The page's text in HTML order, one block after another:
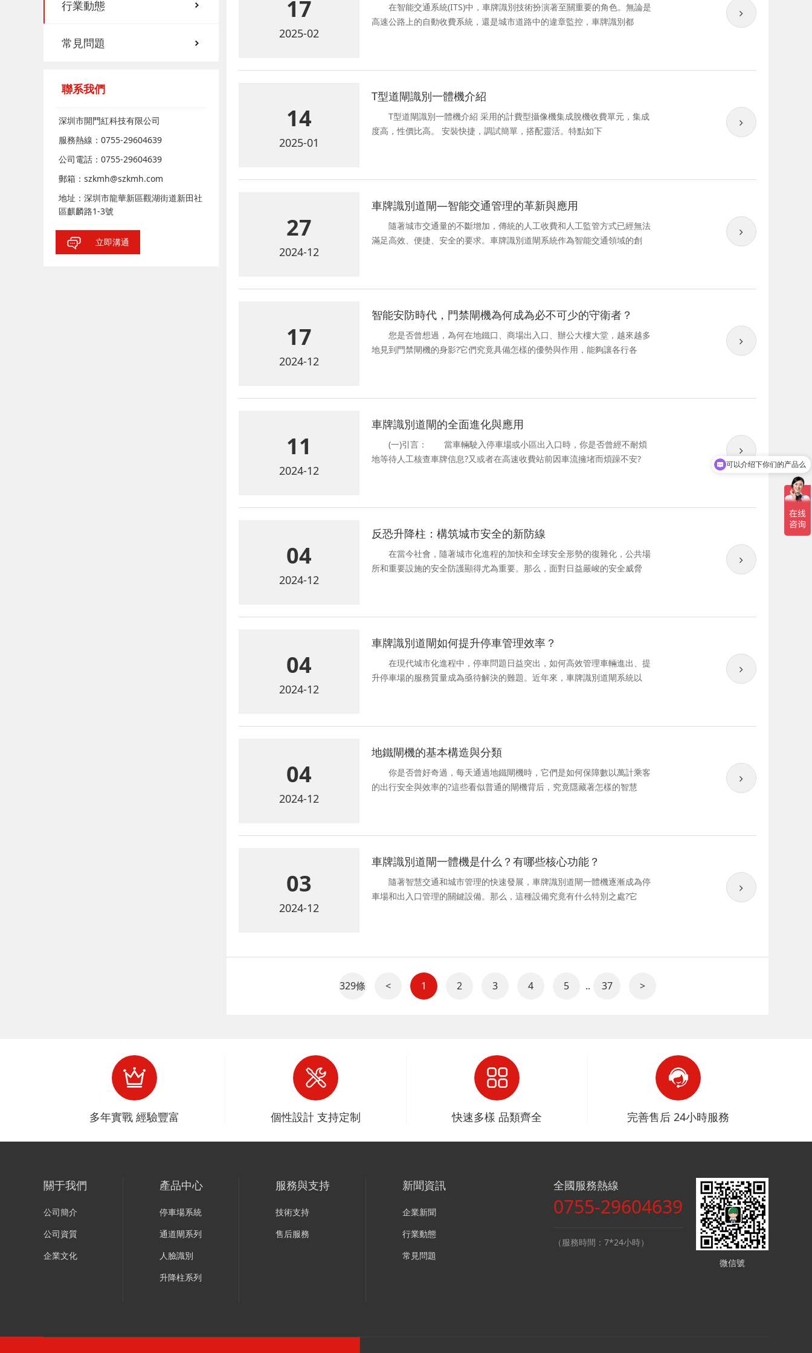
行業動態
常見問題
聯系我們
深圳市開門紅科技有限公司
服務熱線：0755-29604639
公司電話：0755-29604639
郵箱：szkmh@szkmh.com
地址：深圳市龍華新區觀湖街道新田社
區麒麟路1-3號
立即溝通
17
2025-02
在智能交通系統(ITS)中，車牌識別技術扮演著至關重要的角色。無論是
高速公路上的自動收費系統，還是城市道路中的違章監控，車牌識別都
14
2025-01
T型道閘識別一體機介紹
T型道閘識別一體機介紹 采用的計費型攝像機集成脫機收費單元，集成
度高，性價比高。 安裝快捷，調試簡單，搭配靈活。特點如下
27
2024-12
車牌識別道閘—智能交通管理的革新與應用
隨著城市交通量的不斷增加，傳統的人工收費和人工監管方式已經無法
滿足高效、便捷、安全的要求。車牌識別道閘系統作為智能交通領域的創
17
2024-12
智能安防時代，門禁閘機為何成為必不可少的守衛者？
您是否曾想過，為何在地鐵口、商場出入口、辦公大樓大堂，越來越多
地見到門禁閘機的身影?它們究竟具備怎樣的優勢與作用，能夠讓各行各
11
2024-12
車牌識別道閘的全面進化與應用
(一)引言： 當車輛駛入停車場或小區出入口時，你是否曾經不耐煩
地等待人工核查車牌信息?又或者在高速收費站前因車流擁堵而煩躁不安?
04
2024-12
反恐升降柱：構筑城市安全的新防線
在當今社會，隨著城市化進程的加快和全球安全形勢的復雜化，公共場
所和重要設施的安全防護顯得尤為重要。那么，面對日益嚴峻的安全威脅
04
2024-12
車牌識別道閘如何提升停車管理效率？
在現代城市化進程中，停車問題日益突出，如何高效管理車輛進出、提
升停車場的服務質量成為亟待解決的難題。近年來，車牌識別道閘系統以
04
2024-12
地鐵閘機的基本構造與分類
你是否曾好奇過，每天通過地鐵閘機時，它們是如何保障數以萬計乘客
的出行安全與效率的?這些看似普通的閘機背后，究竟隱藏著怎樣的智慧
03
2024-12
車牌識別道閘一體機是什么？有哪些核心功能？
隨著智慧交通和城市管理的快速發展，車牌識別道閘一體機逐漸成為停
車場和出入口管理的關鍵設備。那么，這種設備究竟有什么特別之處?它
329條 < 1 2 3 4 5 .. 37 >
多年實戰 經驗豐富 個性設計 支持定制 快速多樣 品類齊全 完善售后 24小時服務
關于我們
公司簡介
公司資質
企業文化
產品中心
停車場系統
通道閘系列
人臉識別
升降柱系列
服務與支持
技術支持
售后服務
新聞資訊
企業新聞
行業動態
常見問題
全國服務熱線
0755-29604639
（服務時間：7*24小時）
微信號
可以介绍下你们的产品么